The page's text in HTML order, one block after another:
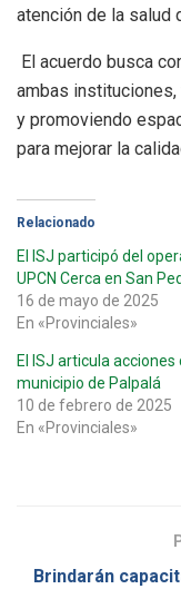
atención de la salud
El acuerdo busca
ambas
y promoviendo
para mejorar la
Relacionado
El ISJ participó del
UPCN Cerca en San
16 de mayo de 2025
En «Provinciales»
El ISJ articula acciones
municipio de Palpalá
10 de febrero de 2025
En «Provinciales»
Brindarán